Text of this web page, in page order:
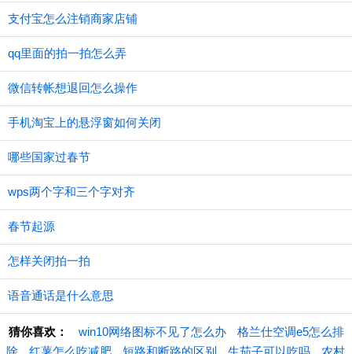
支付宝怎么注销商家店铺
qq里面的拍一拍怎么弄
微信转帐想退回怎么操作
手机淘宝上的悬浮窗如何关闭
哪些国家过春节
wps两个字和三个字对齐
春节起源
怎样关闭拍一拍
语音通话是什么意思
猜你喜欢： win10网络图标不见了怎么办
格兰仕空调e5怎么排
除
红薯怎么吃减肥 短路和断路的区别 生茄子可以吃吗 农村